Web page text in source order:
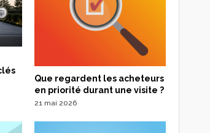
Que regardent les acheteurs
en priorité durant une visite ?
21 mai 2026